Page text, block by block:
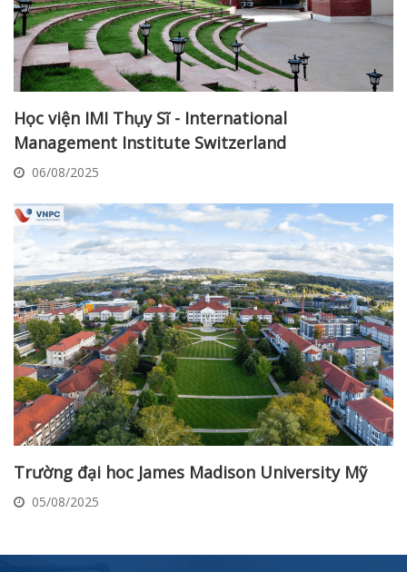
Học viện IMI Thụy Sĩ - International
Management Institute Switzerland
06/08/2025
Trường đại hoc James Madison University Mỹ
05/08/2025